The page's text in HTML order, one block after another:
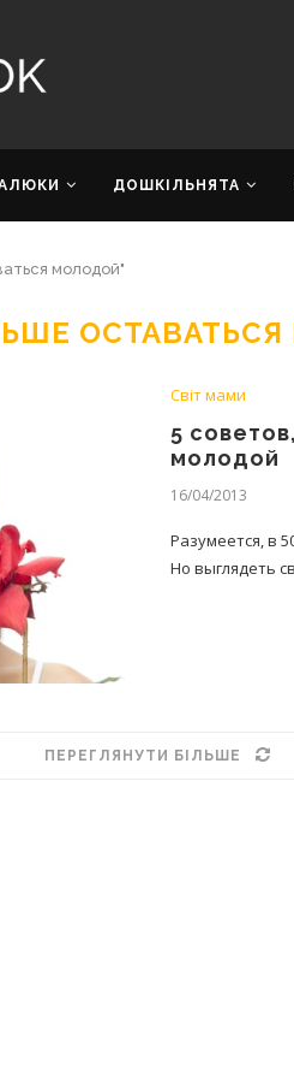
ДОШКІЛЬНЯТА
молодой"
Світ мами
5
молодой
16/04/2013
Разумеется, в
Но выглядеть
ПЕРЕГЛЯНУТИ БІЛЬШЕ